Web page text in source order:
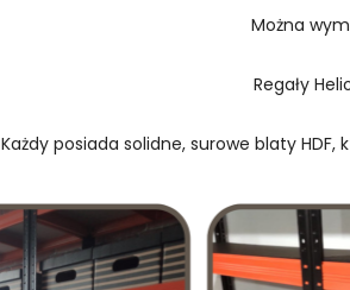
Można
Regały
Każdy posiada solidne, surowe blaty